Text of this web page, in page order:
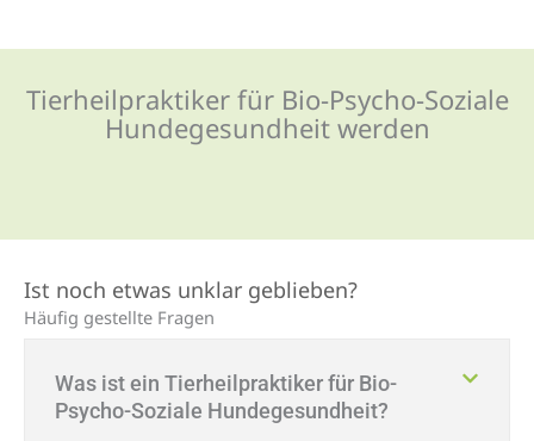
Tierheilpraktiker für Bio-Psycho-Soziale
Hundegesundheit werden
Ist noch etwas unklar geblieben?
Häufig gestellte Fragen
Was ist ein Tierheilpraktiker für Bio-
Psycho-Soziale Hundegesundheit?